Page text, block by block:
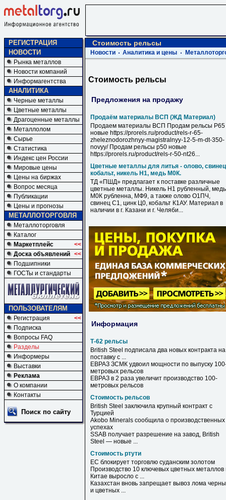
РЕГИСТРАЦИЯ
НОВОСТИ
Рынка металлов
Новости компаний
Информагентства
АНАЛИТИКА
Черные металлы
Цветные металлы
Драгоценные металлы
Металлолом
Сырье
Статистика
Индекс цен России
Мировые цены
Цены на биржах
Вопрос месяца
Публикации
Цены и прогнозы
МЕТАЛЛОТОРГОВЛЯ
Металлоторговля
Каталог
Маркетплейс
<<
Доска объявлений <<
Подшипники
ГОСТы и стандарты
ПОЛЬЗОВАТЕЛЯМ
Регистрация
<<
Подписка
Вопросы FAQ
Разделы
Информеры
Выставки
Реклама
О компании
Контакты
Поиск по сайту
Стоимость рельсы
Новости Аналитика и цены
Стоимость рельсы
Предложения на продажу
Продаём материалы ВСП (ЖД Материал)
Продаем материалы ВСП Продам рельсы Р65
новые https://prorels.ru/product/rels-r-65-
zheleznodorozhnyy-magistralnyy-12-5-m-dt-350-
novyy/ Продам рельсы р50 новые
https://prorels.ru/product/rels-r-50-nt26...
Цветные металлы для литья - олово,
кобальт, никель Н1, медь М0К.
ТД «ПШД» предлагает к поставке различные
цветные металлы. Никель Н1 рубленный, медь
М0К рубленна, МФ9, а также олово О1ПЧ,
свинец С1, цинк Ц0, кобальт К1АУ. Материал в
наличии в г. Казани и г. Челяби...
Информация
Т-62 рельсы
British Steel подписала два новых контракта на
поставку с ...
ЕВРАЗ ЗСМК удвоил мощности по выпуску
метровых рельсов
ЕВРАЗ в 2 раза увеличит производство 100-
метровых рельсов
Стоимость рельсов
British Steel заключила крупный контракт с
Турцией
Akobo Minerals сообщила о производственных
успехах
SSAB получает разрешение на завод, British
Steel — новые ...
Стоимость ртути
ЕС блокирует торговлю суданским золотом
Производство 10 ключевых цветных металлов
Китае выросло с ...
Казахстан вновь запрещает вывоз лома
и цветных ...